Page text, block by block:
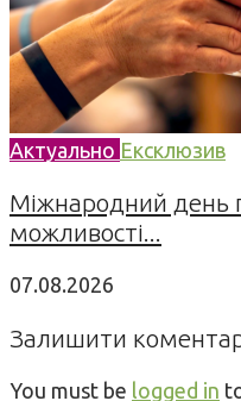
Актуально Ексклюзив
Міжнародний день
можливості...
07.08.2026
Залишити
You must be logged in